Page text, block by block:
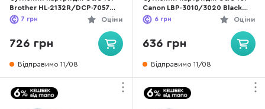
Brother HL-2132R/DCP-7057
Black (G&G-TN2090)
Оціни
7 грн
726 грн
Відправимо 11/08
Canon LBP-3010/3020 Black
(G&G-712)
Оціни
6 грн
636 грн
Відправимо 11/08